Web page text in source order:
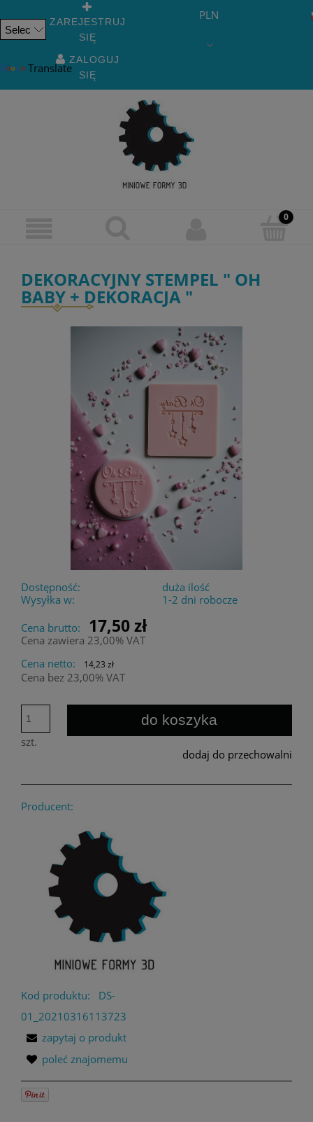
Translate
ZAREJESTRUJ
SIĘ
ZALOGUJ
SIĘ
PLN
DEKORACYJNY STEMPEL " OH
BABY + DEKORACJA "
Dostępność:
duża ilość
Wysyłka w:
1-2 dni robocze
Cena brutto:
17,50 zł
Cena zawiera 23,00% VAT
Cena netto:
14,23 zł
Cena bez 23,00% VAT
szt.
do koszyka
dodaj do przechowalni
Producent:
Kod produktu:
DS-
01_20210316113723
zapytaj o produkt
poleć znajomemu